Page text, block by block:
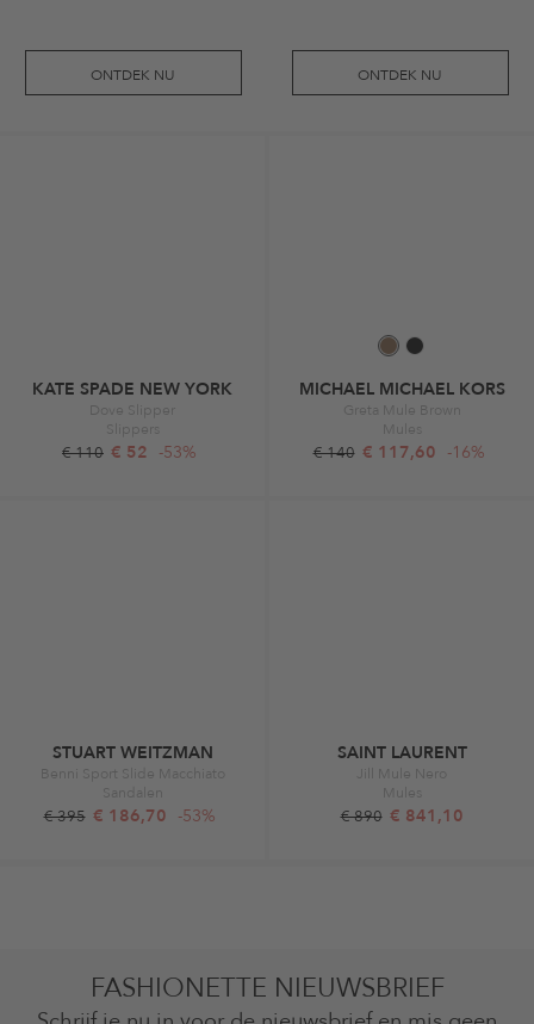
ONTDEK NU ONTDEK NU
KATE SPADE NEW YORK
Dove Slipper
Slippers
€ 110 € 52 -53%
MICHAEL MICHAEL KORS
Greta Mule Brown
Mules
€ 140 € 117,60 -16%
STUART WEITZMAN
Benni Sport Slide Macchiato
Sandalen
€ 395 € 186,70 -53%
SAINT LAURENT
Jill Mule Nero
Mules
€ 890 € 841,10
FASHIONETTE NIEUWSBRIEF